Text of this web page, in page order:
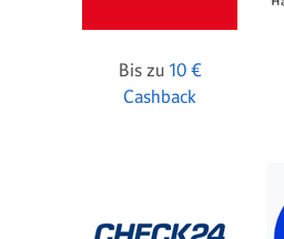
Bis zu 10 €
Cashback